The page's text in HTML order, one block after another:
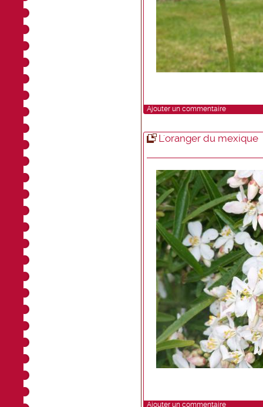
Ajouter un commentaire
L'oranger du mexique
Ajouter un commentaire